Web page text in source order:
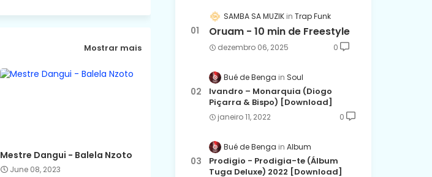
Mostrar mais
Mestre Dangui - Balela Nzoto
June 08, 2023
SAMBA SA MUZIK Trap Funk
Oruam - 10 min de Freestyle
dezembro 06, 2025 0
Bué de Benga Soul
Ivandro – Monarquia (Diogo
Piçarra & Bispo) [Download]
janeiro 11, 2022 0
Bué de Benga Album
Prodigio - Prodigia-te (Álbum
Tuga Deluxe) 2022 [Download]